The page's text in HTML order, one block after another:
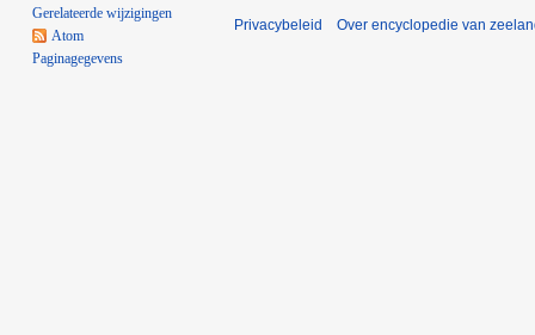
2
Gerelateerde wijzigingen
Atom
Paginagegevens
Privacybeleid Over encyclopedie van